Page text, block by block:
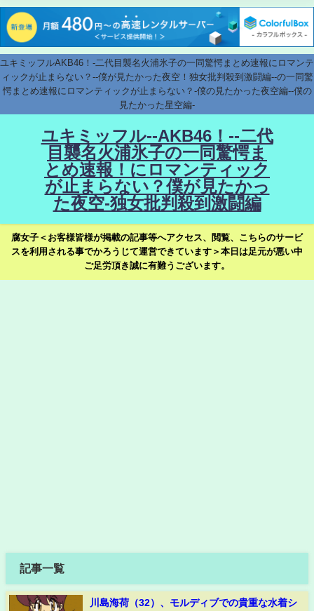
ユキミッフルAKB46！-二代目襲名火浦氷子の一同驚愕まとめ速報にロマンテ
ィックが止まらない？--僕が見たかった夜空！独女批判殺到激闘編--の一同驚
愕まとめ速報にロマンティックが止まらない？-僕の見たかった夜空編--僕の
見たかった星空編-
ユキミッフル--AKB46！--二代
目襲名火浦氷子の一同驚愕ま
とめ速報！にロマンティック
が止まらない？僕が見たかっ
た夜空-独女批判殺到激闘編
腐女子＜お客様皆様が掲載の記事等へアクセス、閲覧、こちらのサービ
スを利用される事でかろうじて運営できています＞本日は足元が悪い中
ご足労頂き誠に有難うございます。
記事一覧
川島海荷（32）、モルディブでの貴重な水着シ